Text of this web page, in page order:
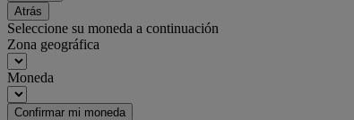
Atrás
Seleccione su moneda a continuación
Zona geográfica
Moneda
Confirmar mi moneda